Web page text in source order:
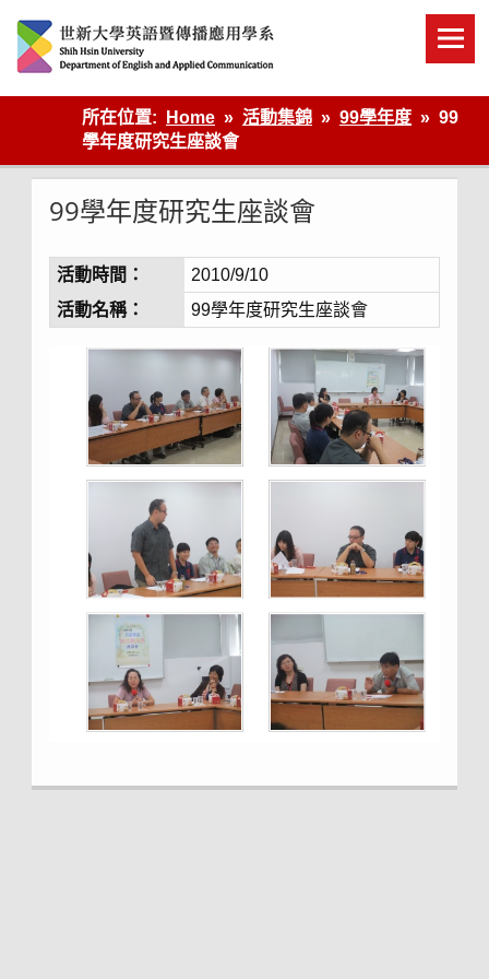
content
英語傳播
所在位置:
Home 活動集錦 99學年度
99
學年度研究生座談會
99學年度研究生座談會
活動時間：
2010/9/10
活動名稱：
99學年度研究生座談會